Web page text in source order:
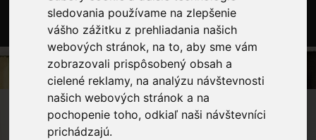
sledovania používame na zlepšenie
vášho zážitku z prehliadania našich
webových stránok, na to, aby sme vám
zobrazovali prispôsobený obsah a
cielené reklamy, na analýzu návštevnosti
našich webových stránok a na
pochopenie toho, odkiaľ naši návštevníci
prichádzajú.
0
OBCHOD
PRIADZE
PRIADZA ŽENILKOVÁ BETYNKA 342